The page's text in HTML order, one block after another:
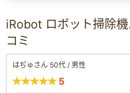
iRobot ロボット掃除
コミ
はぢゅさん 50代 / 男性
5